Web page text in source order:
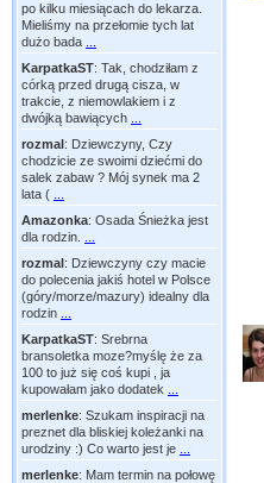
po kilku miesiącach do lekarza.
Mieliśmy na przełomie tych lat
dużo bada
KarpatkaST: Tak, chodziłam z
córką przed drugą cisza, w
trakcie, z niemowlakiem i z
dwójką bawiących
rozmal: Dziewczyny, Czy
chodzicie ze swoimi dziećmi do
salek zabaw ? Mój synek ma 2
lata (
Amazonka: Osada Śnieżka jest
dla rodzin.
rozmal: Dziewczyny czy macie
do polecenia jakiś hotel w Polsce
(góry/morze/mazury) idealny dla
rodzin
KarpatkaST: Srebrna
bransoletka moze?myślę że za
100 to już się coś kupi , ja
kupowałam jako dodatek
merlenke: Szukam inspiracji na
preznet dla bliskiej koleżanki na
urodziny :) Co warto jest je
merlenke: Mam termin na połowę